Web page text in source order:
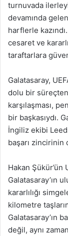
turnuvada
devamında
harflerle
cesaret ve
taraftarlara
Galatasaray,
dolu bir
karşılaşması,
bir başkasıydı.
İngiliz ekibi
başarı zincirinin
Hakan Şükür’ün
Galatasaray’ın
kararlılığı
kilometre
Galatasaray’ın
değil, aynı